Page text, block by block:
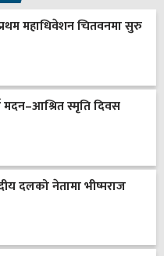
महाधिवेशन चितवनमा सुरु
स्मृति दिवस
दलको नेतामा भीष्मराज